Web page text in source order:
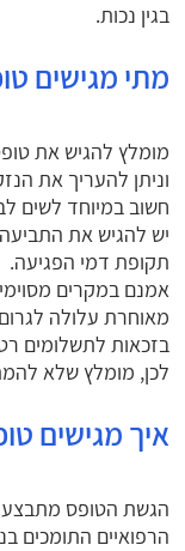
בגין נכות.
מתי מגישים טופס
וניתן להעריך את
חשוב במיוחד לשים
תקופת דמי הפגיעה.
אמנם במקרים
מאוחרת עלולה
בזכאות לתשלומים
לכן, מומלץ שלא
איך מגישים טופס
הגשת הטופס
הרפואיים התומכים